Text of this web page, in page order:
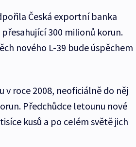
Česká exportní banka
300 milionů korun.
nového L-39 bude úspěchem
v roce 2008, neoficiálně do něj
Předchůdce letounu nové
kusů a po celém světě jich